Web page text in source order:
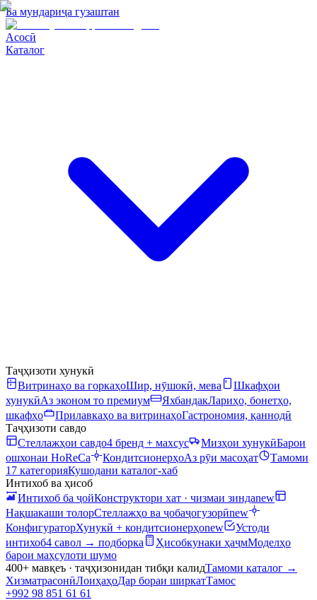
Ба мундариҷа гузаштан
Асосӣ
Каталог
Таҷҳизоти хунукӣ
Витринаҳо ва горкаҳоШир, нӯшокӣ, мева
Шкафҳои
хунукӣАз эконом то премиум ЯхбандакЛариҳо, бонетҳо,
шкафҳо
Прилавкаҳо ва витринаҳоГастрономия, қаннодӣ
Таҷҳизоти савдо
Стеллажҳои савдо4 бренд + махсус Мизҳои хунукӣБарои
ошхонаи HoReCa
КондитсионерҳоАз рӯи масоҳат
Тамоми
17 категорияКушодани каталог-хаб
Интихоб ва ҳисоб
Интихоб ба ҷойКонструктори хат · чизмаи зиндаnew
Нақшакаши толорСтеллажҳо ва ҷобаҷогузорӣnew
КонфигураторХунукӣ + кондитсионерҳоnew
Устоди
интихоб4 савол → подборка Ҳисобкунаки ҳаҷмМоделҳо
барои маҳсулоти шумо
400+ мавқеъ · таҷҳизонидан тибқи калидТамоми каталог →
ХизматрасонӣЛоиҳаҳоДар бораи ширкатТамос
+992 98 851 61 61